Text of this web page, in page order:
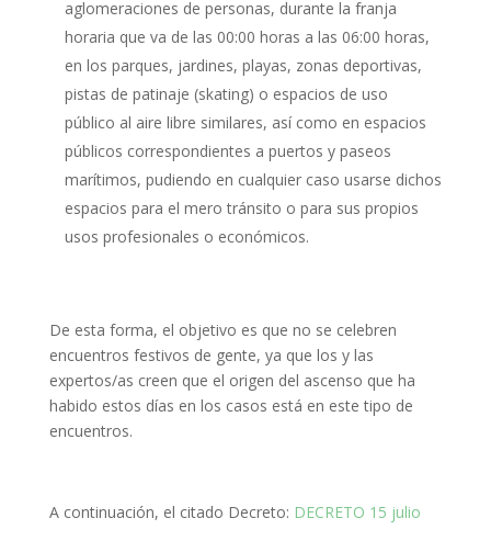
aglomeraciones de personas, durante la franja
horaria que va de las 00:00 horas a las 06:00 horas,
en los parques, jardines, playas, zonas deportivas,
pistas de patinaje (skating) o espacios de uso
público al aire libre similares, así como en espacios
públicos correspondientes a puertos y paseos
marítimos, pudiendo en cualquier caso usarse dichos
espacios para el mero tránsito o para sus propios
usos profesionales o económicos.
De esta forma, el objetivo es que no se celebren
encuentros festivos de gente, ya que los y las
expertos/as creen que el origen del ascenso que ha
habido estos días en los casos está en este tipo de
encuentros.
A continuación, el citado Decreto: DECRETO 15 julio